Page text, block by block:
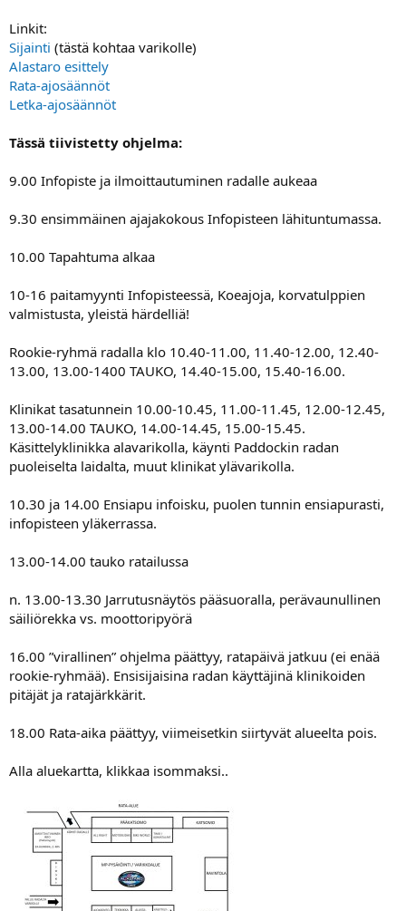
Linkit:
Sijainti (tästä kohtaa varikolle)
Alastaro esittely
Rata-ajosäännöt
Letka-ajosäännöt
Tässä tiivistetty ohjelma:
9.00 Infopiste ja ilmoittautuminen radalle aukeaa
9.30 ensimmäinen ajajakokous Infopisteen lähituntumassa.
10.00 Tapahtuma alkaa
10-16 paitamyynti Infopisteessä, Koeajoja, korvatulppien
valmistusta, yleistä härdelliä!
Rookie-ryhmä radalla klo 10.40-11.00, 11.40-12.00, 12.40-
13.00, 13.00-1400 TAUKO, 14.40-15.00, 15.40-16.00.
Klinikat tasatunnein 10.00-10.45, 11.00-11.45, 12.00-12.45,
13.00-14.00 TAUKO, 14.00-14.45, 15.00-15.45.
Käsittelyklinikka alavarikolla, käynti Paddockin radan
puoleiselta laidalta, muut klinikat ylävarikolla.
10.30 ja 14.00 Ensiapu infoisku, puolen tunnin ensiapurasti,
infopisteen yläkerrassa.
13.00-14.00 tauko ratailussa
n. 13.00-13.30 Jarrutusnäytös pääsuoralla, perävaunullinen
säiliörekka vs. moottoripyörä
16.00 ”virallinen” ohjelma päättyy, ratapäivä jatkuu (ei enää
rookie-ryhmää). Ensisijaisina radan käyttäjinä klinikoiden
pitäjät ja ratajärkkärit.
18.00 Rata-aika päättyy, viimeisetkin siirtyvät alueelta pois.
Alla aluekartta, klikkaa isommaksi..